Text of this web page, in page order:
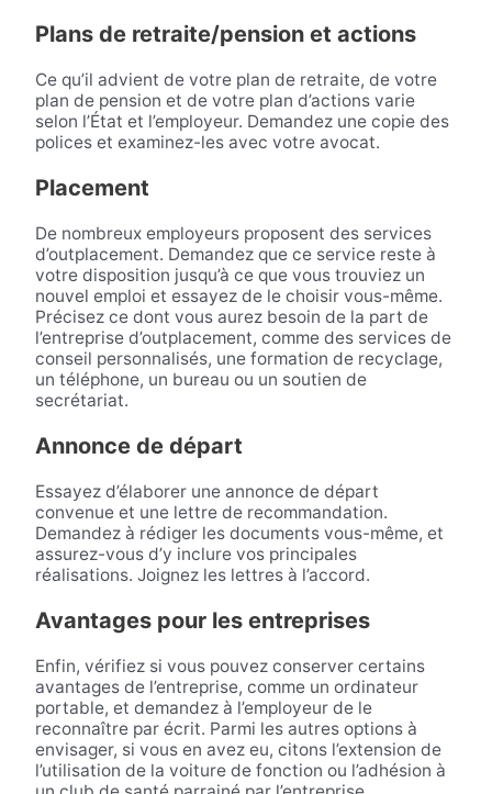
Plans de retraite/pension et actions
Ce qu’il advient de votre plan de retraite, de votre
plan de pension et de votre plan d’actions varie
selon l’État et l’employeur. Demandez une copie des
polices et examinez-les avec votre avocat.
Placement
De nombreux employeurs proposent des services
d’outplacement. Demandez que ce service reste à
votre disposition jusqu’à ce que vous trouviez un
nouvel emploi et essayez de le choisir vous-même.
Précisez ce dont vous aurez besoin de la part de
l’entreprise d’outplacement, comme des services de
conseil personnalisés, une formation de recyclage,
un téléphone, un bureau ou un soutien de
secrétariat.
Annonce de départ
Essayez d’élaborer une annonce de départ
convenue et une lettre de recommandation.
Demandez à rédiger les documents vous-même, et
assurez-vous d’y inclure vos principales
réalisations. Joignez les lettres à l’accord.
Avantages pour les entreprises
Enfin, vérifiez si vous pouvez conserver certains
avantages de l’entreprise, comme un ordinateur
portable, et demandez à l’employeur de le
reconnaître par écrit. Parmi les autres options à
envisager, si vous en avez eu, citons l’extension de
l’utilisation de la voiture de fonction ou l’adhésion à